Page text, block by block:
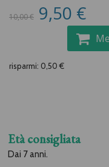
10,00 € 9,50 €
risparmi: 0,50 €
Età consigliata
Dai 7 anni.